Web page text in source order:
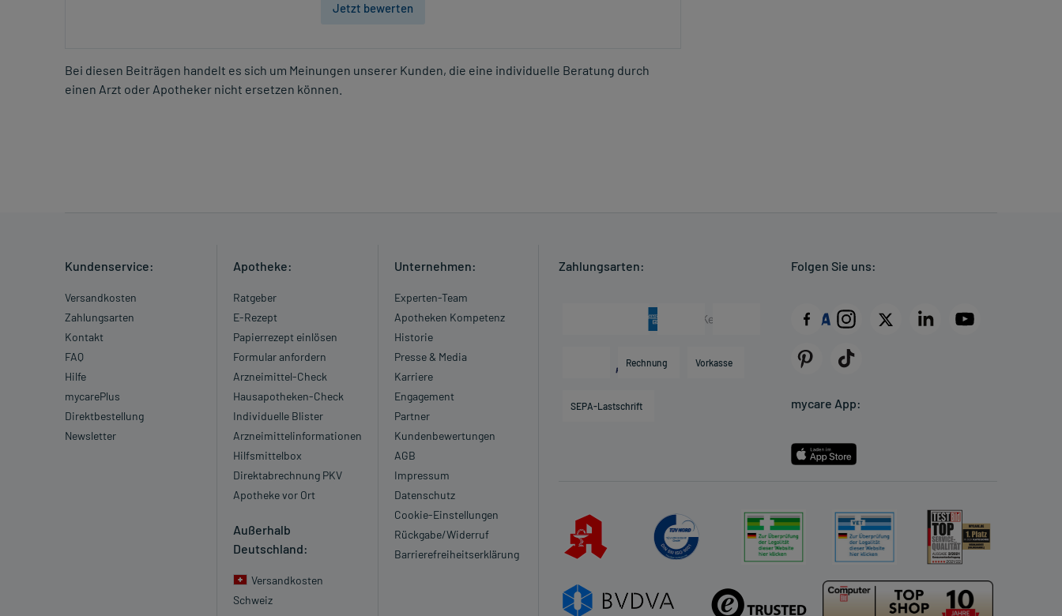
Jetzt bewerten
Bei diesen Beiträgen handelt es sich um Meinungen unserer Kunden, die eine individuelle Beratung durch
einen Arzt oder Apotheker nicht ersetzen können.
Kundenservice:
Versandkosten
Zahlungsarten
Kontakt
FAQ
Hilfe
mycarePlus
Direktbestellung
Newsletter
Apotheke:
Ratgeber
E-Rezept
Papierrezept einlösen
Formular anfordern
Arzneimittel-Check
Hausapotheken-Check
Individuelle Blister
Arzneimittelinformationen
Hilfsmittelbox
Direktabrechnung PKV
Apotheke vor Ort
Außerhalb
Deutschland:
Versandkosten
Schweiz
Unternehmen:
Experten-Team
Apotheken Kompetenz
Historie
Presse & Media
Karriere
Engagement
Partner
Kundenbewertungen
AGB
Impressum
Datenschutz
Cookie-Einstellungen
Rückgabe/Widerruf
Barrierefreiheitserklärung
Zahlungsarten:
Rechnung Vorkasse
SEPA-Lastschrift
Folgen Sie uns:
mycare App: